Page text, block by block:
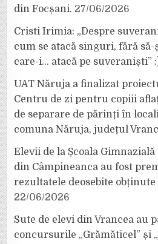
din Focșani. 27/06/2026
Cristi Irimia: „Despre
cum se atacă singuri, fără să-
care-i… atacă pe suveraniști”
UAT Năruja a finalizat
Centru de zi pentru copiii
de separare de părinți în
comuna Năruja, județul
Elevii de la Școala
din Câmpineanca au fost
rezultatele deosebite
22/06/2026
Sute de elevi din Vrancea au
concursurile „Grămăticel” și